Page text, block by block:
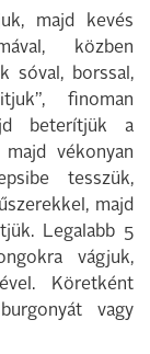
majd kevés
közben
sóval, borssal,
finoman
beterítjük a
majd vékonyan
tesszük,
majd
Legalabb 5
vágjuk,
Köretként
vagy